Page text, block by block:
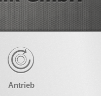
Antrieb